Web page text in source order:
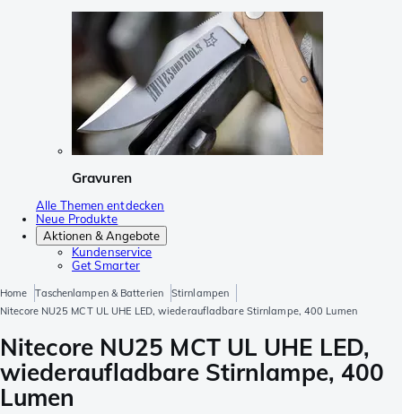
Gravuren
Alle Themen entdecken
Neue Produkte
Aktionen & Angebote
Kundenservice
Get Smarter
Home Taschenlampen & Batterien
Stirnlampen
Nitecore NU25 MCT UL UHE LED, wiederaufladbare Stirnlampe, 400 Lumen
Nitecore NU25 MCT UL UHE LED,
wiederaufladbare Stirnlampe, 400
Lumen